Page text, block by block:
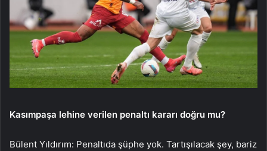
Kasımpaşa lehine verilen penaltı kararı doğru mu?
Bülent Yıldırım: Penaltıda şüphe yok. Tartışılacak şey, bariz